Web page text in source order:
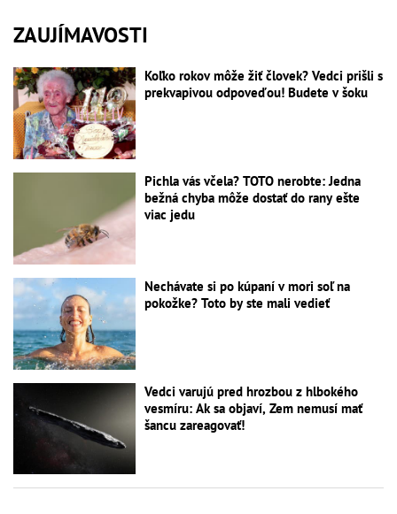
ZAUJÍMAVOSTI
Koľko rokov môže žiť človek? Vedci prišli s
prekvapivou odpoveďou! Budete v šoku
Pichla vás včela? TOTO nerobte: Jedna
bežná chyba môže dostať do rany ešte
viac jedu
Nechávate si po kúpaní v mori soľ na
pokožke? Toto by ste mali vedieť
Vedci varujú pred hrozbou z hlbokého
vesmíru: Ak sa objaví, Zem nemusí mať
šancu zareagovať!